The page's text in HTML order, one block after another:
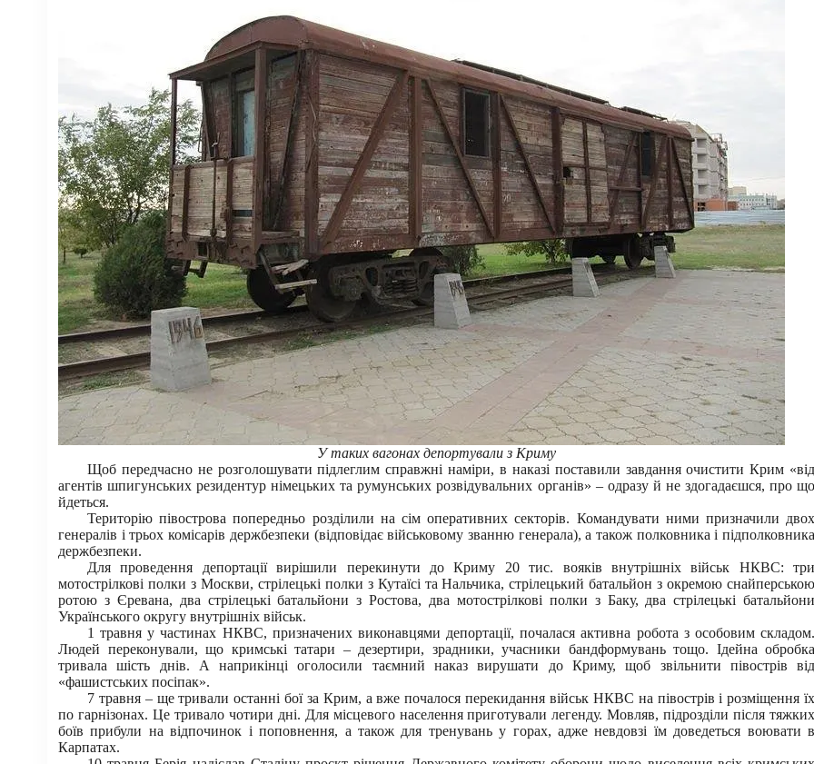
У таких вагонах депортували з Криму
Щоб передчасно не розголошувати підлеглим справжні наміри, в наказі поставили завдання очистити Крим «від
агентів шпигунських резидентур німецьких та румунських розвідувальних органів» – одразу й не здогадаєшся, про що
йдеться.
Територію півострова попередньо розділили на сім оперативних секторів. Командувати ними призначили двох
генералів і трьох комісарів держбезпеки (відповідає військовому званню генерала), а також полковника і підполковника
держбезпеки.
Для проведення депортації вирішили перекинути до Криму 20 тис. вояків внутрішніх військ НКВС: три
мотострілкові полки з Москви, стрілецькі полки з Кутаїсі та Нальчика, стрілецький батальйон з окремою снайперською
ротою з Єревана, два стрілецькі батальйони з Ростова, два мотострілкові полки з Баку, два стрілецькі батальйони
Українського округу внутрішніх військ.
1 травня у частинах НКВС, призначених виконавцями депортації, почалася активна робота з особовим складом.
Людей переконували, що кримські татари – дезертири, зрадники, учасники бандформувань тощо. Ідейна обробка
тривала шість днів. А наприкінці оголосили таємний наказ вирушати до Криму, щоб звільнити півострів від
«фашистських посіпак».
7 травня – ще тривали останні бої за Крим, а вже почалося перекидання військ НКВС на півострів і розміщення їх
по гарнізонах. Це тривало чотири дні. Для місцевого населення приготували легенду. Мовляв, підрозділи після тяжких
боїв прибули на відпочинок і поповнення, а також для тренувань у горах, адже невдовзі їм доведеться воювати в
Карпатах.